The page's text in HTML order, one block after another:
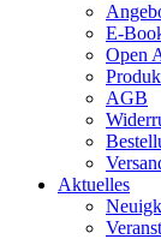
E-
Open
AGB
Aktuelles